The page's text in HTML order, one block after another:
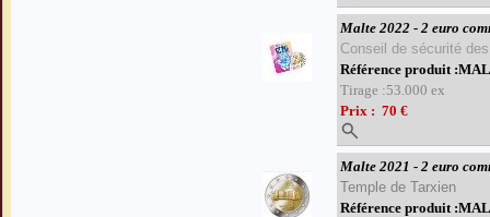
Malte 2022 - 2 euro
Conseil de sécurité
Référence produit
Tirage :53.000 ex
Prix : 70 €
Malte 2021 - 2 euro
Temple de Tarxien
Référence produit